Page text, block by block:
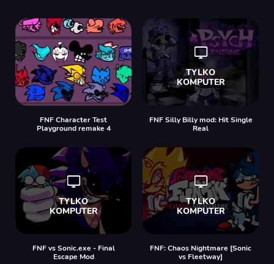
FNF Character Test
Playground remake 4
FNF Silly Billy mod: Hit Single
Real
FNF vs Sonic.exe - Final
Escape Mod
FNF: Chaos Nightmare [Sonic
vs Fleetway]